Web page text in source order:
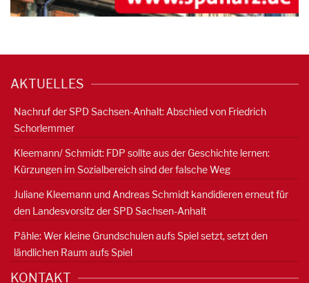
AKTUELLES
Nachruf der SPD Sachsen-Anhalt: Abschied von Friedrich
Schorlemmer
Kleemann/ Schmidt: FDP sollte aus der Geschichte lernen:
Kürzungen im Sozialbereich sind der falsche Weg
Juliane Kleemann und Andreas Schmidt kandidieren erneut für
den Landesvorsitz der SPD Sachsen-Anhalt
Pähle: Wer kleine Grundschulen aufs Spiel setzt, setzt den
ländlichen Raum aufs Spiel
KONTAKT